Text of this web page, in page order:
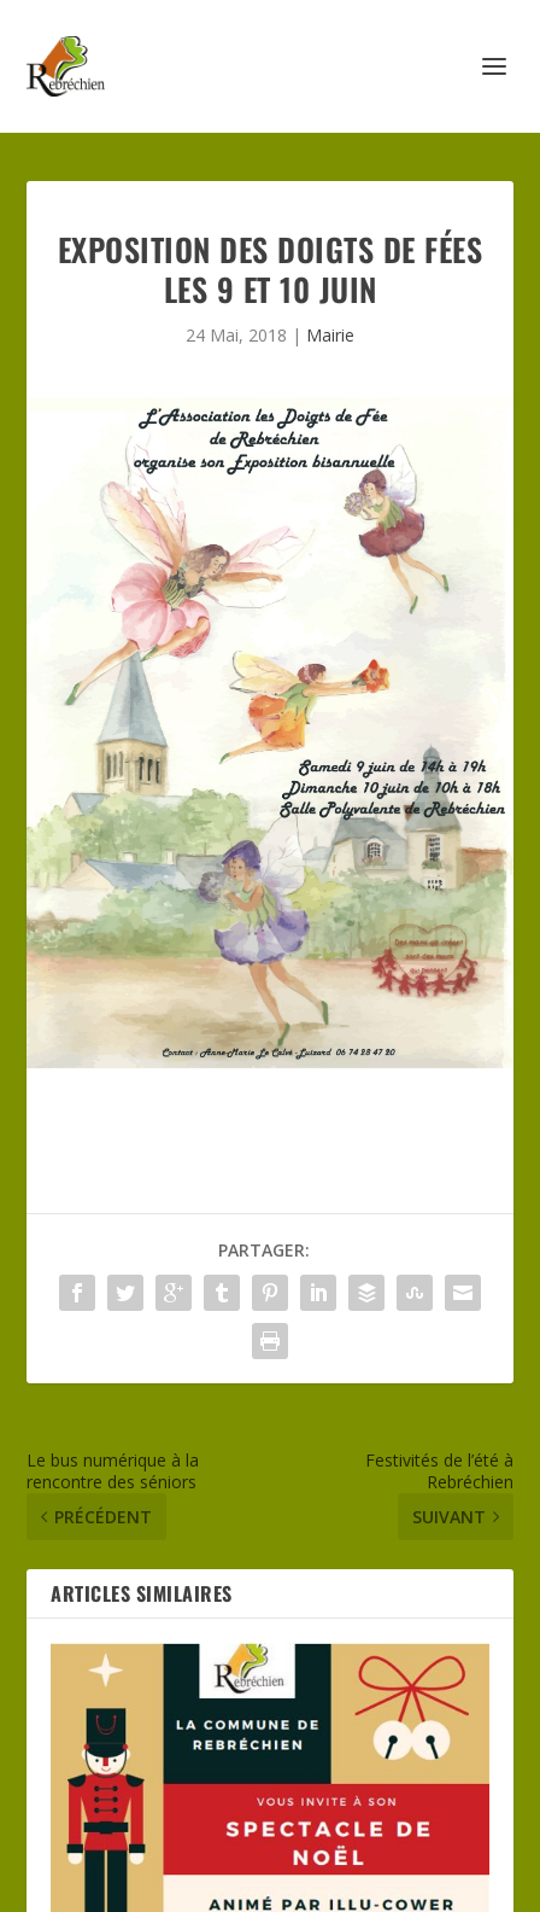
EXPOSITION DES DOIGTS DE FÉES
LES 9 ET 10 JUIN
24 Mai, 2018 | Mairie
PARTAGER:
Le bus numérique à la
rencontre des séniors
PRÉCÉDENT
Festivités de l’été à
Rebréchien
SUIVANT
ARTICLES SIMILAIRES